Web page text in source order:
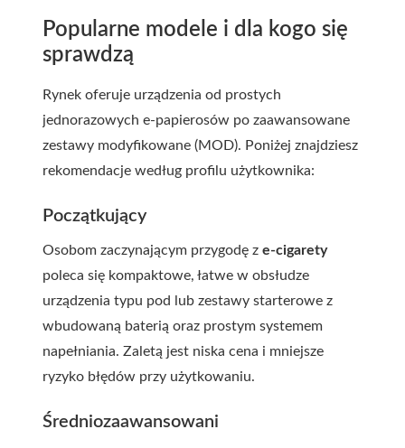
Popularne modele i dla kogo się
sprawdzą
Rynek oferuje urządzenia od prostych
jednorazowych e-papierosów po zaawansowane
zestawy modyfikowane (MOD). Poniżej znajdziesz
rekomendacje według profilu użytkownika:
Początkujący
Osobom zaczynającym przygodę z e-cigarety
poleca się kompaktowe, łatwe w obsłudze
urządzenia typu pod lub zestawy starterowe z
wbudowaną baterią oraz prostym systemem
napełniania. Zaletą jest niska cena i mniejsze
ryzyko błędów przy użytkowaniu.
Średniozaawansowani